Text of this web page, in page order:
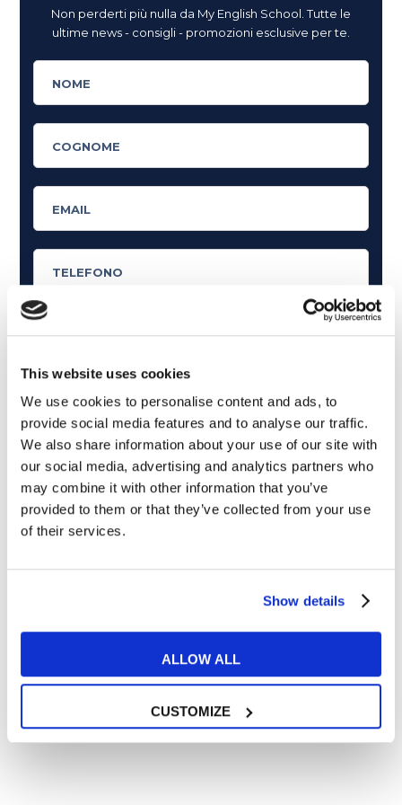
This website uses cookies
We use cookies to personalise content and ads, to
provide social media features and to analyse our traffic.
We also share information about your use of our site with
our social media, advertising and analytics partners who
may combine it with other information that you’ve
provided to them or that they’ve collected from your use
of their services.
Show details
ALLOW ALL
CUSTOMIZE
Non perderti più nulla da My English School. Tutte le
ultime news - consigli - promozioni esclusive per te.
Cosa ti piace leggere?
Articoli dedicati alla grammatica inglese
Articoli dedicati a inglese nel mondo del lavoro
Articoli con tips e new sulla lingua inglese
Articoli divertenti su film e musica
In quanto di età superiore ai 16 anni, dichiaro di acconsentire
al trattamento dei miei dati personali in conformità
RICHIEDI INFORMAZIONI